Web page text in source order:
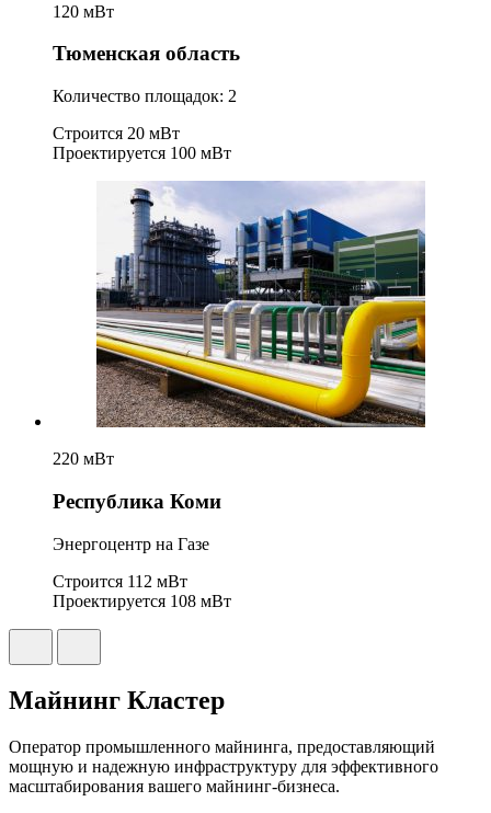
120 мВт
Тюменская область
Количество площадок: 2
Строится 20 мВт
Проектируется 100 мВт
220 мВт
Республика Коми
Энергоцентр на Газе
Строится 112 мВт
Проектируется 108 мВт
Майнинг Кластер
Оператор промышленного майнинга, предоставляющий
мощную и надежную инфраструктуру для эффективного
масштабирования вашего майнинг-бизнеса.